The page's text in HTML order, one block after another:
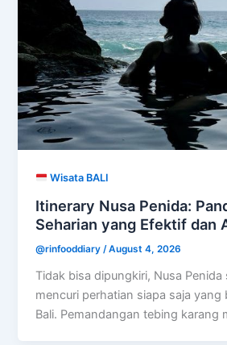
Wisata BALI
Itinerary Nusa Penida:
Seharian yang Efektif dan
@rinfooddiary /August 4, 2026
Tidak bisa dipungkiri, Nusa Penida
mencuri perhatian siapa saja yang
Bali. Pemandangan tebing karang